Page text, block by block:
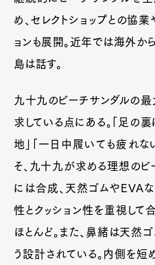
め、セレクトショップとの協
ョンも展開。近年では海外か
島は話す。
九十九のビーチサンダルの
求している点にある。「足の裏
地」「一日中履いても疲れ
そ、九十九が求める理想のビ
には合成、天然ゴムやEVA
性とクッション性を重視して
ほとんど。また、鼻緒は天然
う設計されている。内側を短